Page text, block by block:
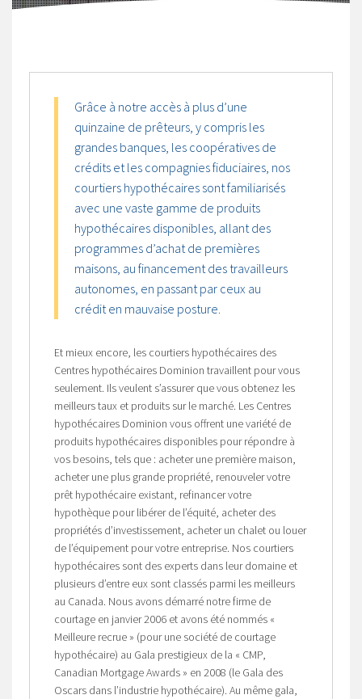
Grâce à notre accès à plus d’une
quinzaine de prêteurs, y compris les
grandes banques, les coopératives de
crédits et les compagnies fiduciaires, nos
courtiers hypothécaires sont familiarisés
avec une vaste gamme de produits
hypothécaires disponibles, allant des
programmes d’achat de premières
maisons, au financement des travailleurs
autonomes, en passant par ceux au
crédit en mauvaise posture.
Et mieux encore, les courtiers hypothécaires des
Centres hypothécaires Dominion travaillent pour vous
seulement. Ils veulent s’assurer que vous obtenez les
meilleurs taux et produits sur le marché. Les Centres
hypothécaires Dominion vous offrent une variété de
produits hypothécaires disponibles pour répondre à
vos besoins, tels que : acheter une première maison,
acheter une plus grande propriété, renouveler votre
prêt hypothécaire existant, refinancer votre
hypothèque pour libérer de l’équité, acheter des
propriétés d’investissement, acheter un chalet ou louer
de l’équipement pour votre entreprise. Nos courtiers
hypothécaires sont des experts dans leur domaine et
plusieurs d’entre eux sont classés parmi les meilleurs
au Canada. Nous avons démarré notre firme de
courtage en janvier 2006 et avons été nommés «
Meilleure recrue » (pour une société de courtage
hypothécaire) au Gala prestigieux de la « CMP,
Canadian Mortgage Awards » en 2008 (le Gala des
Oscars dans l’industrie hypothécaire). Au même gala,